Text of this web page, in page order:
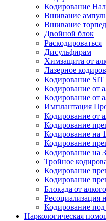
Кодирование
Вшивание
Вшивание
Двойной блок
Раскодироваться
Дисульфирам
Химзащита от
Лазерное
Кодирование SIT
Кодирование от
Кодирование от
Имплантация
Кодирование от
Кодирование
Кодирование на
Кодирование
Кодирование на
Тройное
Кодирование
Кодирование
Блокада от
Ресоциализация
Кодирование под
Наркологическая